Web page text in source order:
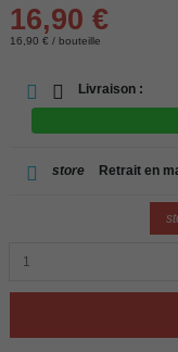
16,90 €
16,90 € / bouteille
Livraison :
store Retrait en